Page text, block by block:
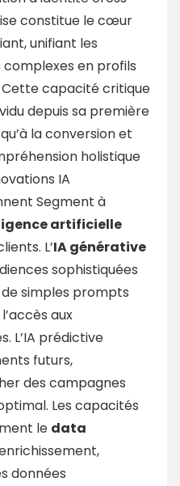
constitue le cœur
unifiant les
en profils
capacité critique
depuis sa première
la conversion et
holistique
IA
Segment à
artificielle
L’IA générative
sophistiquées
simples prompts
aux
L’IA prédictive
futurs,
des campagnes
Les capacités
le data
données